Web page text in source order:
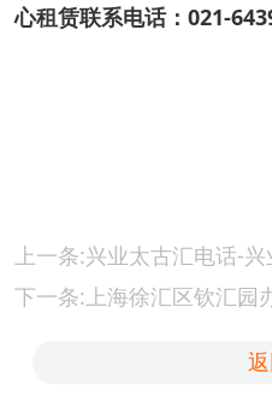
心租赁联系电话：021-